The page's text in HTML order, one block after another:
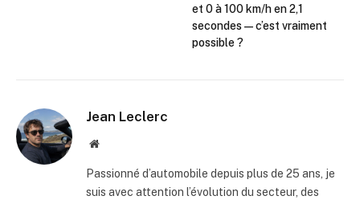
et 0 à 100 km/h en 2,1
secondes — c’est vraiment
possible ?
Jean Leclerc
Website
Passionné d’automobile depuis plus de 25 ans, je
suis avec attention l’évolution du secteur, des